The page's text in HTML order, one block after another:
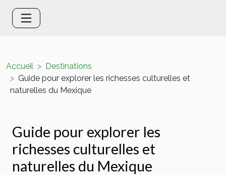
Accueil
Destinations
Guide pour explorer les richesses culturelles et
naturelles du Mexique
Guide pour explorer les
richesses culturelles et
naturelles du Mexique